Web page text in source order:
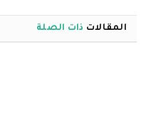
المقالات ذات الصلة